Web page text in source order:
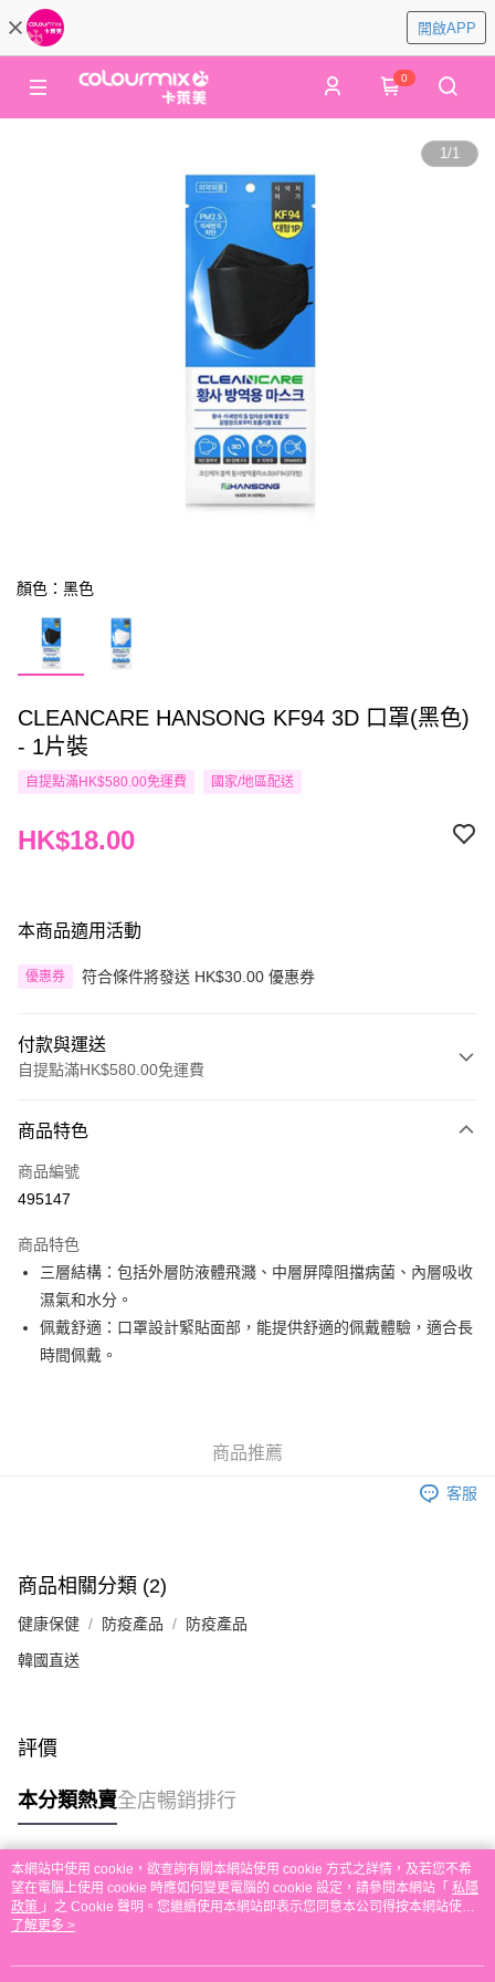
開啟APP
0
1/1
顏色：黑色
CLEANCARE HANSONG KF94 3D 口罩(黑色)
- 1片裝
自提點滿HK$580.00免運費 國家/地區配送
HK$18.00
本商品適用活動
優惠券 符合條件將發送 HK$30.00 優惠券
付款與運送
自提點滿HK$580.00免運費
信用卡
Apple Pay
AlipayHK
PayMe
WeChat Pay
銀行匯款 請將存款存到以下銀行帳戶，並於存款單據寫上訂單編號後電郵至
eshop@colourmix-cosmetics.com** **我們不會處理沒有提供存款單據的訂
單。 如果訂購後七個工作天內我們未能收到有關存款，有關訂單將被取消。
付款後順豐站及營業點取貨
本地配送
免運費
其他地區配送
商品特色
商品編號
495147
商品特色
三層結構：包括外層防液體飛濺、中層屏障阻擋病菌、內層吸收
濕氣和水分。
佩戴舒適：口罩設計緊貼面部，能提供舒適的佩戴體驗，適合長
時間佩戴。
商品推薦
客服
商品相關分類 (2)
健康保健 防疫產品 防疫產品
韓國直送
評價
本分類熱賣全店暢銷排行
熱門標籤
熱銷排行
本網站中使用 cookie，欲查詢有關本網站使用 cookie 方式之詳情，及若您不希
望在電腦上使用 cookie 時應如何變更電腦的 cookie 設定，請參閱本網站「 私隱
政策 」之 Cookie 聲明。您繼續使用本網站即表示您同意本公司得按本網站使用
條款之 Cookie 聲明使用 cookie。
了解更多 >